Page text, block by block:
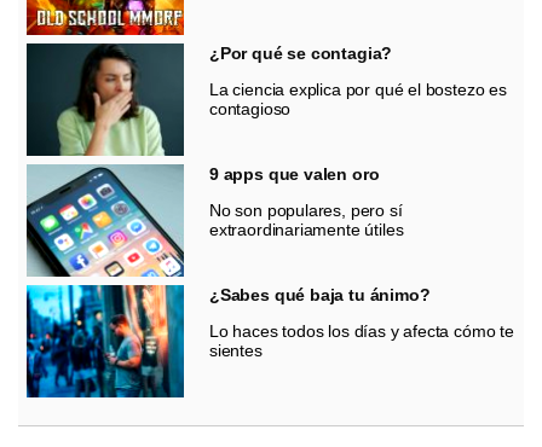
¿Por qué se contagia?
La ciencia explica por qué el bostezo es
contagioso
9 apps que valen oro
No son populares, pero sí
extraordinariamente útiles
¿Sabes qué baja tu ánimo?
Lo haces todos los días y afecta cómo te
sientes